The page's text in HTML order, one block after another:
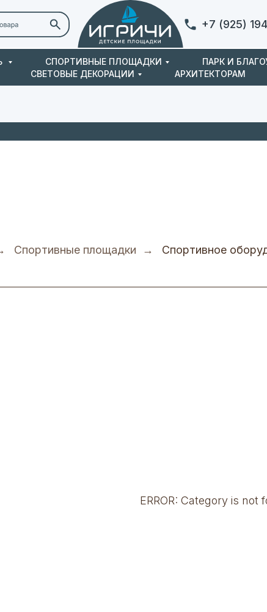
+7 (925)
СПОРТИВНЫЕ ПЛОЩАДКИ ПАРК И
СВЕТОВЫЕ ДЕКОРАЦИИ
АРХИТЕКТОРАМ
Спортивные площадки → Спортивное
ERROR: Category is not